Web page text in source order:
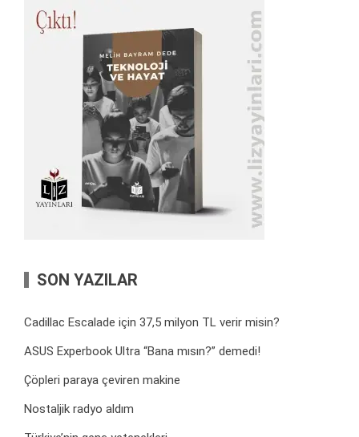
SON YAZILAR
Cadillac Escalade için 37,5 milyon TL verir misin?
ASUS Experbook Ultra “Bana mısın?” demedi!
Çöpleri paraya çeviren makine
Nostaljik radyo aldım